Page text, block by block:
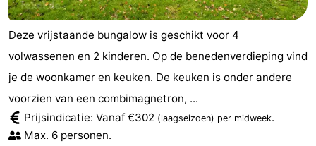
Deze vrijstaande bungalow is geschikt voor 4
volwassenen en 2 kinderen. Op de benedenverdieping vind
je de woonkamer en keuken. De keuken is onder andere
voorzien van een combimagnetron, ...
Prijsindicatie: Vanaf €302 (laagseizoen) per midweek.
Max. 6 personen.